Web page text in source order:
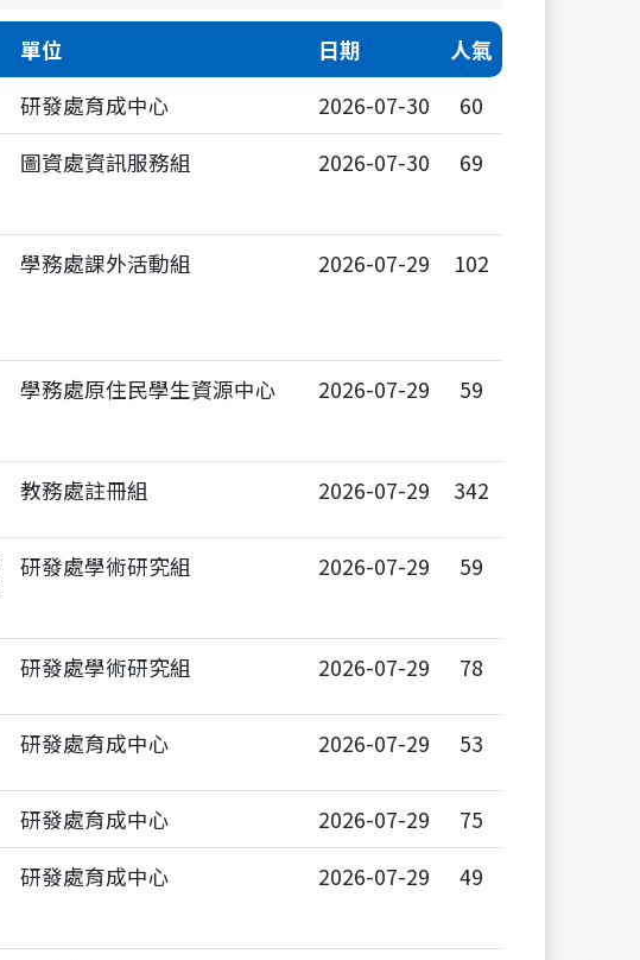
類
位
單位 日期
人氣
研發處育成中心 2026-07-30
60
圖資處資訊服務組 2026-07-30 69
學務處課外活動組 2026-07-29 102
學務處原住民學生資源中心 2026-07-29 59
教務處註冊組 2026-07-29 342
研發處學術研究組 2026-07-29 59
研發處學術研究組 2026-07-29 78
研發處育成中心 2026-07-29 53
研發處育成中心 2026-07-29
75
研發處育成中心 2026-07-29 49